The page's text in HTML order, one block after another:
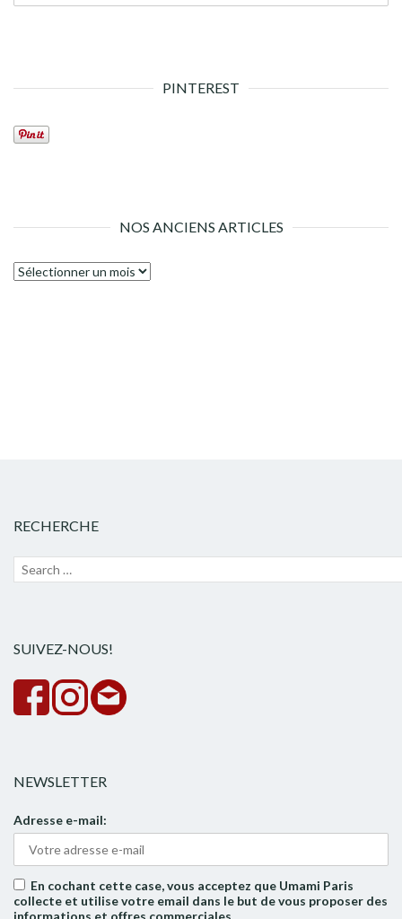
PINTEREST
NOS ANCIENS ARTICLES
Nos
RECHERCHE
Recherche
SUIVEZ-NOUS!
NEWSLETTER
Adresse e-mail:
En cochant cette case, vous acceptez que Umami Paris
collecte et utilise votre email dans le but de vous proposer des